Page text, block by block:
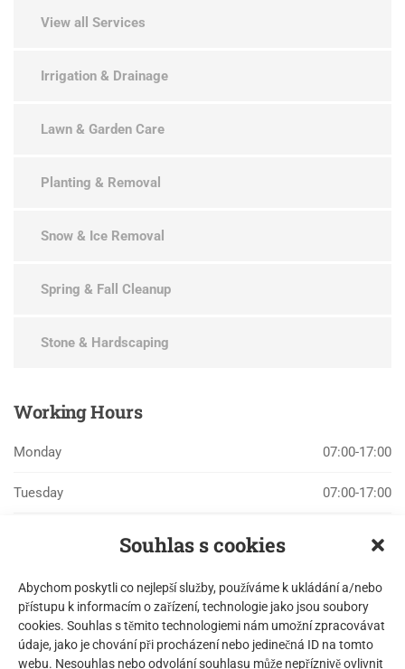
Souhlas s cookies
Abychom poskytli co nejlepší služby, používáme k ukládání a/nebo
přístupu k informacím o zařízení, technologie jako jsou soubory
cookies. Souhlas s těmito technologiemi nám umožní zpracovávat
údaje, jako je chování při procházení nebo jedinečná ID na tomto
webu. Nesouhlas nebo odvolání souhlasu může nepříznivě ovlivnit
View all Services
Irrigation & Drainage
Lawn & Garden Care
Planting & Removal
Snow & Ice Removal
Spring & Fall Cleanup
Stone & Hardscaping
WorkingHours
Monday 07:00-17:00
Tuesday 07:00-17:00
Friday 07:00-17:00
Saturday 07:00-17:00